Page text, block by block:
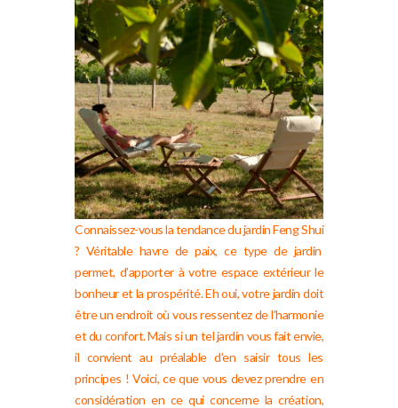
Connaissez-vous la tendance du jardin Feng Shui
? Véritable havre de paix, ce type de jardin
permet, d’apporter à votre espace extérieur le
bonheur et la prospérité. Eh oui, votre jardin doit
être un endroit où vous ressentez de l’harmonie
et du confort. Mais si un tel jardin vous fait envie,
il convient au préalable d’en saisir tous les
principes ! Voici, ce que vous devez prendre en
considération en ce qui concerne la création,